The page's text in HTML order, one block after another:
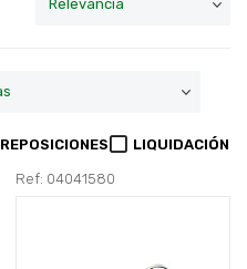
REPOSICIONES LIQUIDACIÓN
Ref: 04041580